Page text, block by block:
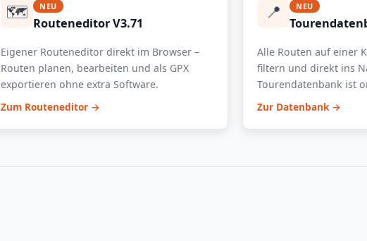
🗺️ NEU
Routeneditor V3.71
Eigener Routeneditor direkt im Browser –
Routen planen, bearbeiten und als GPX
exportieren ohne extra Software.
Zum Routeneditor →
📍 NEU
Alle Routen auf einer
filtern und direkt ins
Tourendatenbank ist
Zur Datenbank →